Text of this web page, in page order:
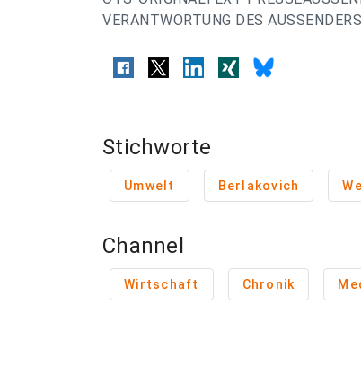
VERANTWORTUNG DES
Stichworte
Umwelt Berlakovich
Channel
Wirtschaft Chronik